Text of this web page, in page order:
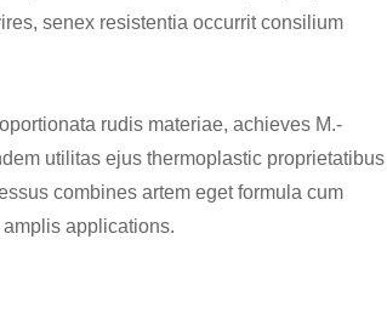
senex resistentia occurrit consilium
rudis materiae, achieves M.-
utilitas ejus thermoplastic proprietatibus
combines artem eget formula cum
applications.